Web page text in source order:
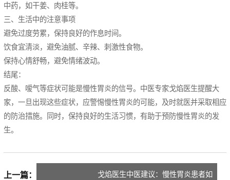
中药，如干姜、肉桂等。
三、生活中的注意事项
避免过度劳累，保持良好的作息时间。
饮食宜清淡，避免油腻、辛辣、刺激性食物。
保持心情舒畅，避免情绪波动。
结尾：
反酸、嗳气等症状可能是慢性胃炎的信号。中医专家戈焰医生提醒大
家，一旦出现这些症状，应警惕慢性胃炎的可能，及时就医并采取相应
的防治措施。同时，保持良好的生活习惯，有助于预防慢性胃炎的发
生。
上一篇： 戈焰医生中医建议：慢性胃炎患者如